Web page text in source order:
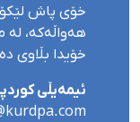
خۆی پاش
هەواڵەکە، لە
خۆیدا بڵاوی
ئیمەیڵی